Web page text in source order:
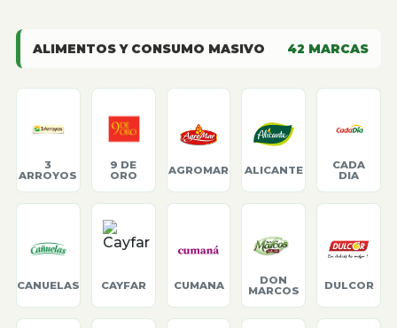
ALIMENTOS Y CONSUMO MASIVO 42 MARCAS
3
ARROYOS
9 DE
ORO
AGROMAR ALICANTE
CADA
DIA
CANUELAS CAYFAR CUMANA
DON
MARCOS
DULCOR